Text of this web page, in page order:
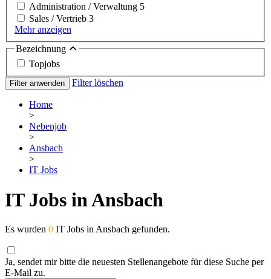
Administration / Verwaltung 5
Sales / Vertrieb 3
Mehr anzeigen
Bezeichnung
Topjobs
Filter anwenden Filter löschen
Home
>
Nebenjob
>
Ansbach
>
IT Jobs
IT Jobs in Ansbach
Es wurden 0 IT Jobs in Ansbach gefunden.
Ja, sendet mir bitte die neuesten Stellenangebote für diese Suche per
E-Mail zu.